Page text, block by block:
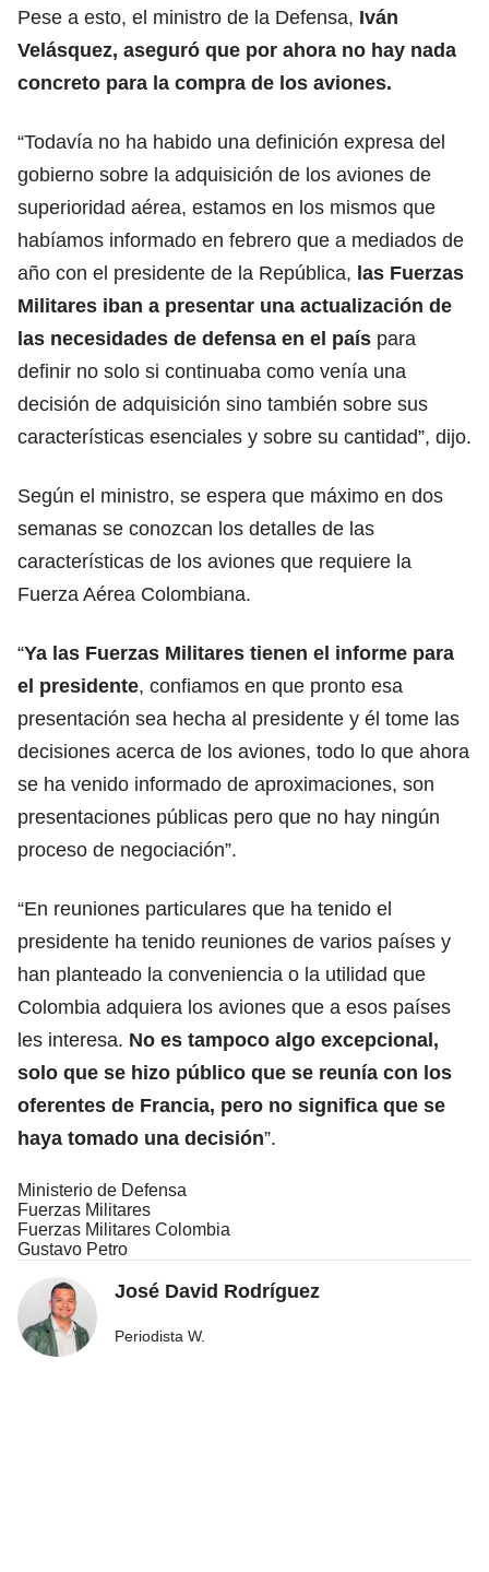
Pese a esto, el ministro de la Defensa, Iván
Velásquez, aseguró que por ahora no hay nada
concreto para la compra de los aviones.
“Todavía no ha habido una definición expresa del
gobierno sobre la adquisición de los aviones de
superioridad aérea, estamos en los mismos que
habíamos informado en febrero que a mediados de
año con el presidente de la República, las Fuerzas
Militares iban a presentar una actualización de
las necesidades de defensa en el país para
definir no solo si continuaba como venía una
decisión de adquisición sino también sobre sus
características esenciales y sobre su cantidad”, dijo.
Según el ministro, se espera que máximo en dos
semanas se conozcan los detalles de las
características de los aviones que requiere la
Fuerza Aérea Colombiana.
“Ya las Fuerzas Militares tienen el informe para
el presidente, confiamos en que pronto esa
presentación sea hecha al presidente y él tome las
decisiones acerca de los aviones, todo lo que ahora
se ha venido informado de aproximaciones, son
presentaciones públicas pero que no hay ningún
proceso de negociación”.
“En reuniones particulares que ha tenido el
presidente ha tenido reuniones de varios países y
han planteado la conveniencia o la utilidad que
Colombia adquiera los aviones que a esos países
les interesa. No es tampoco algo excepcional,
solo que se hizo público que se reunía con los
oferentes de Francia, pero no significa que se
haya tomado una decisión”.
Ministerio de Defensa
Fuerzas Militares
Fuerzas Militares Colombia
Gustavo Petro
José David Rodríguez
Periodista W.